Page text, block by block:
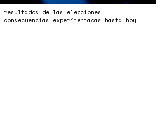
de las elecciones
experimentadas hasta hoy